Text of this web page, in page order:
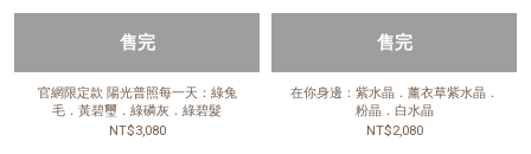
售完
官網限定款 陽光普照每一天：綠兔
毛．黃碧璽．綠磷灰．綠碧髮
NT$3,080
售完
在你身邊：紫水晶．薰衣草紫水晶．
粉晶．白水晶
NT$2,080